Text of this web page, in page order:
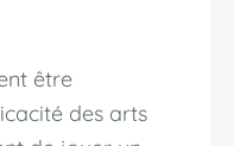
être
des arts